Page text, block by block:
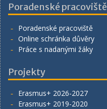
Poradenské pracoviště
Poradenské pracoviště
Online schránka důvěry
Práce s nadanými žáky
Projekty
Erasmus+ 2026-2027
Erasmus+ 2019-2020